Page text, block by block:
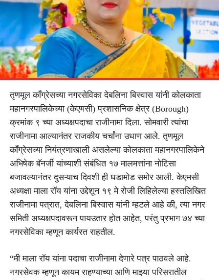
तृणमूल काँग्रेसच्या नगरसेविका देबलिना बिस्वास यांनी कोलकाता
महानगरपालिकेच्या (केएमसी) प्रशासनिक क्षेत्र (Borough)
क्रमांक ९ च्या अध्यक्षपदाचा राजीनामा दिला. सोमवारी त्यांचा
राजीनामा आल्यानंतर राजकीय चर्चांना उधाण आले. तृणमूल
काँग्रेसच्या नियंत्रणाखाली असलेल्या कोलकाता महानगरपालिकेने
अभिषेक बॅनर्जी यांच्याशी संबंधित १७ मालमत्तांना नोटिसा
बजावल्यानंतर दुसऱ्याच दिवशी ही घडामोड समोर आली. केएमसी
अध्यक्षा माला रॉय यांना उद्देशून १९ मे रोजी लिहिलेल्या हस्तलिखित
राजीनामा पत्रात, देबलिना बिस्वास यांनी म्हटले आहे की, त्या नगर
समिती अध्यक्षपदावरून पायउतार होत आहेत, परंतु प्रभाग ७४ च्या
नगरसेविका म्हणून कार्यरत राहतील.
“मी माला रॉय यांना पदाचा राजीनामा देणारे पत्र पाठवले आहे.
नगरसेवक म्हणून कायम राहण्याच्या आणि माझ्या परिसरातील